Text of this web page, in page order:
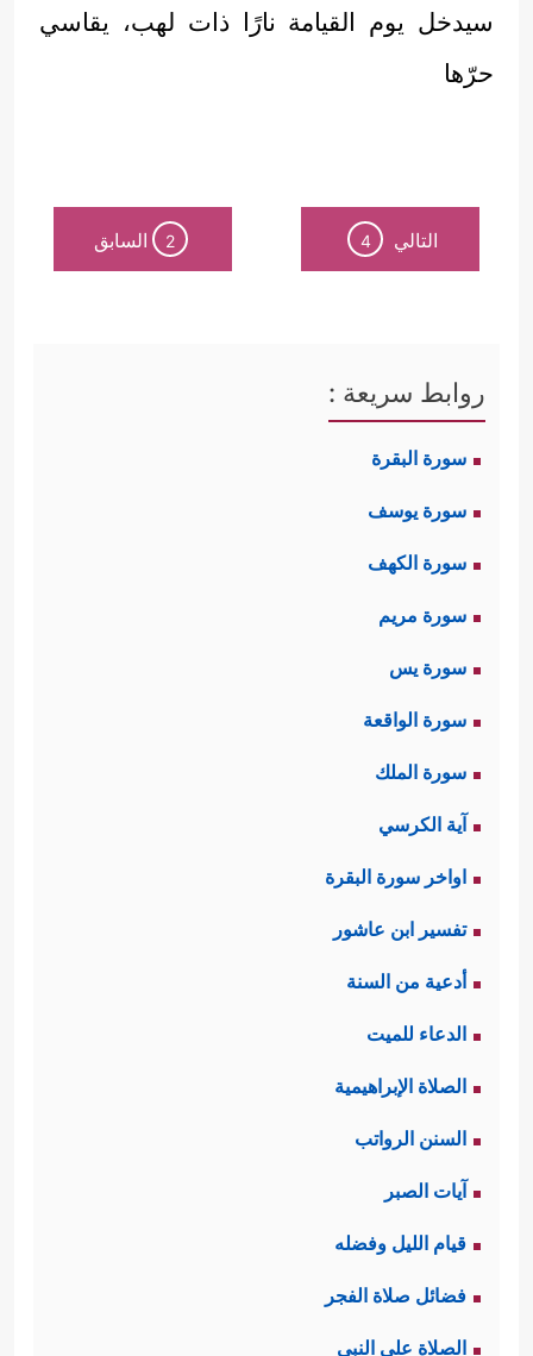
سيدخل يوم القيامة نارًا ذات لهب، يقاسي
حرّها
التالي 4
2 السابق
روابط سريعة :
سورة البقرة
سورة يوسف
سورة الكهف
سورة مريم
سورة يس
سورة الواقعة
سورة الملك
آية الكرسي
اواخر سورة البقرة
تفسير ابن عاشور
أدعية من السنة
الدعاء للميت
الصلاة الإبراهيمية
السنن الرواتب
آيات الصبر
قيام الليل وفضله
فضائل صلاة الفجر
الصلاة على النبي